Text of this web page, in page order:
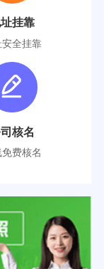
挂靠
全挂靠
核名
费核名